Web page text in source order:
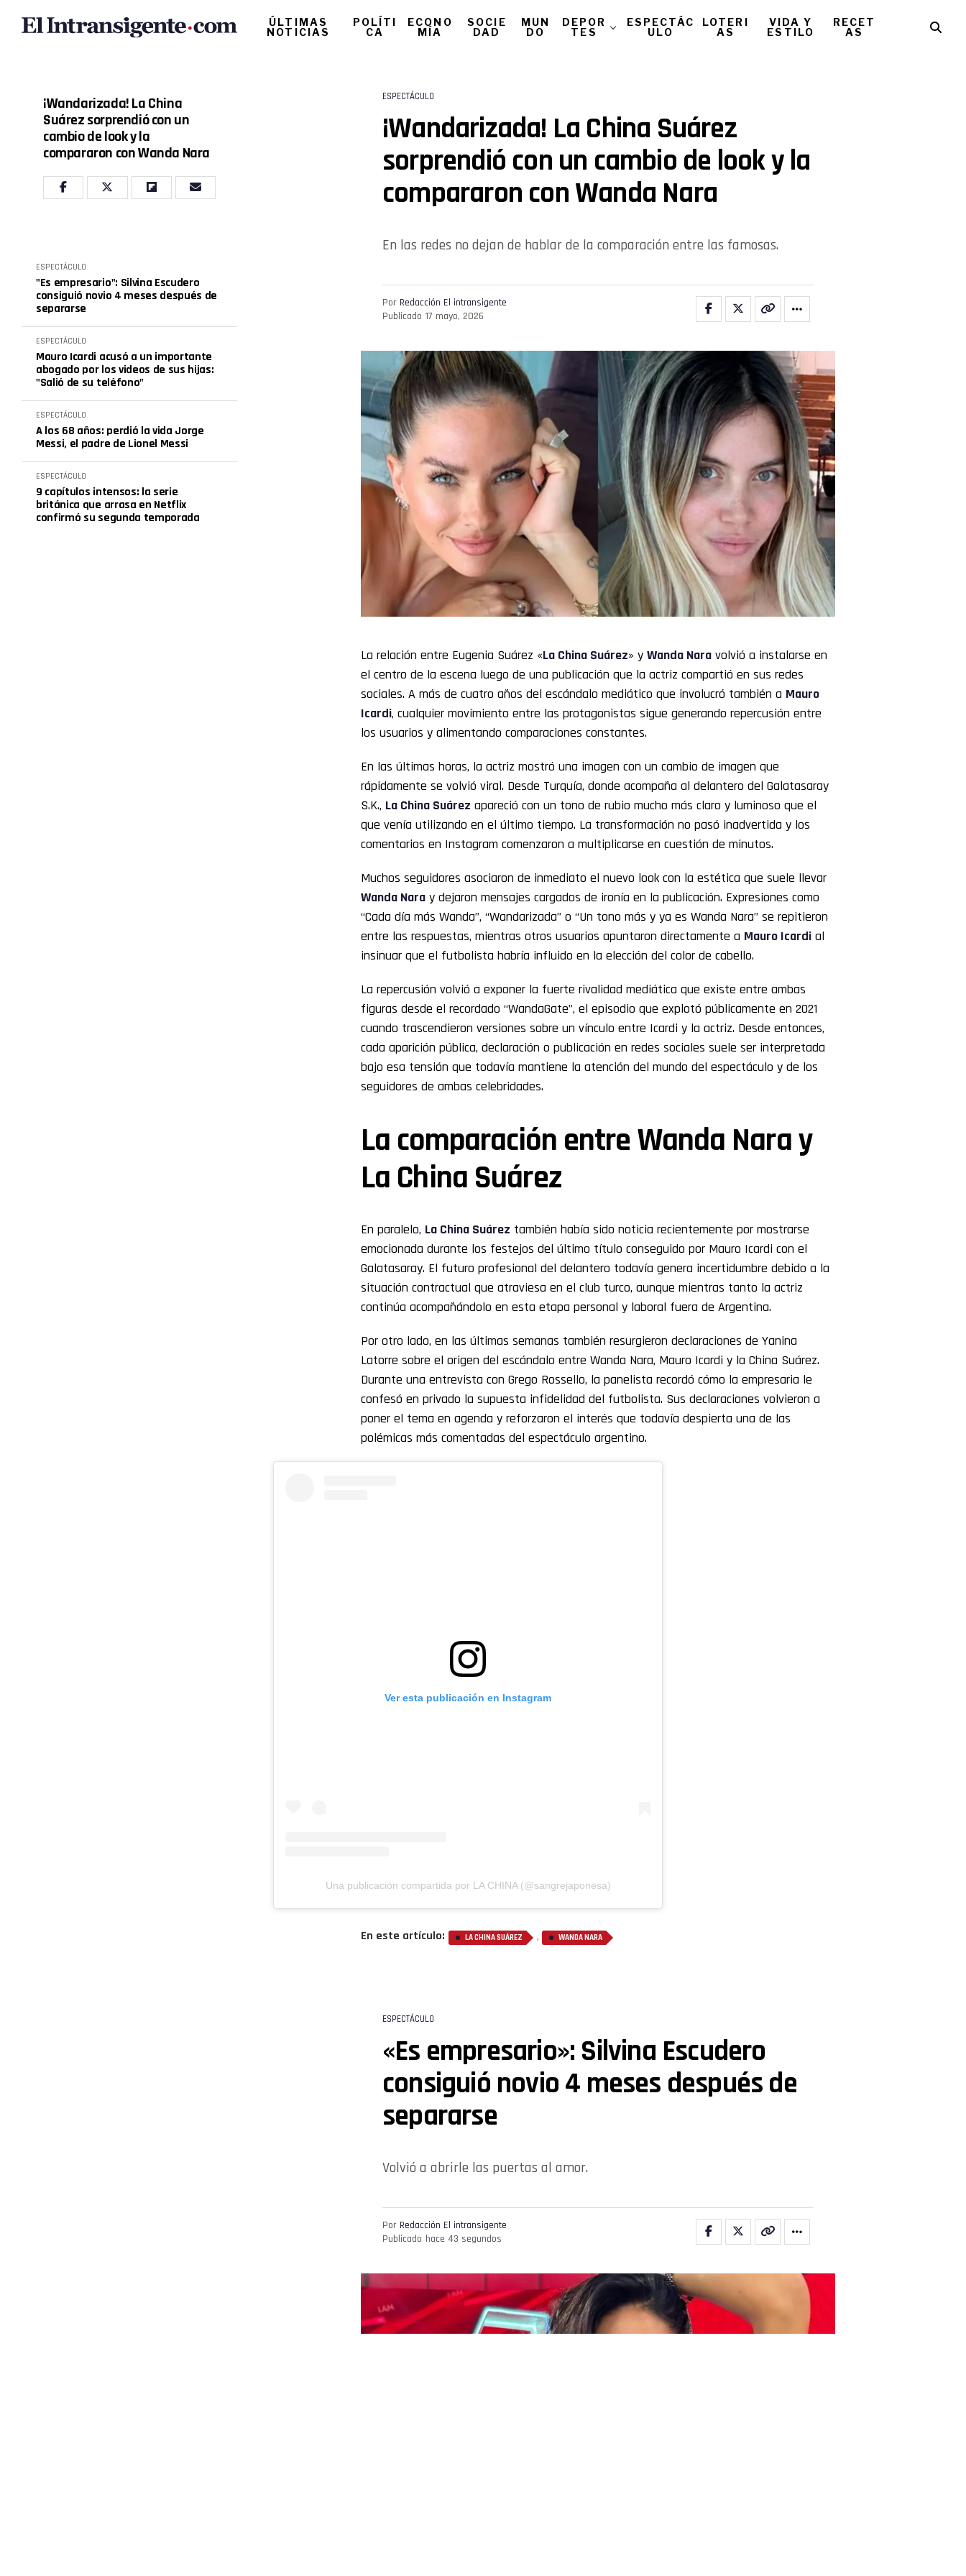
ÚLTIMAS
NOTICIAS
POLÍTI
CA
ECONO
MÍA
SOCIE
DAD
MUN
DO
DEPOR
TES
ESPECTÁC
ULO
LOTERI
AS
VIDA Y
ESTILO
RECET
AS
¡Wandarizada! La China
Suárez sorprendió con un
cambio de look y la
compararon con Wanda Nara
ESPECTÁCULO
"Es empresario": Silvina Escudero
consiguió novio 4 meses después de
separarse
ESPECTÁCULO
Mauro Icardi acusó a un importante
abogado por los videos de sus hijas:
"Salió de su teléfono"
ESPECTÁCULO
A los 68 años: perdió la vida Jorge
Messi, el padre de Lionel Messi
ESPECTÁCULO
9 capítulos intensos: la serie
británica que arrasa en Netflix
confirmó su segunda temporada
ESPECTÁCULO
¡Wandarizada! La China Suárez
sorprendió con un cambio de look y la
compararon con Wanda Nara
En las redes no dejan de hablar de la comparación entre las famosas.
Por Redacción El intransigente
Publicado 17 mayo, 2026
La relación entre Eugenia Suárez «La China Suárez» y Wanda Nara volvió a instalarse en
el centro de la escena luego de una publicación que la actriz compartió en sus redes
sociales. A más de cuatro años del escándalo mediático que involucró también a Mauro
Icardi, cualquier movimiento entre las protagonistas sigue generando repercusión entre
los usuarios y alimentando comparaciones constantes.
En las últimas horas, la actriz mostró una imagen con un cambio de imagen que
rápidamente se volvió viral. Desde Turquía, donde acompaña al delantero del Galatasaray
S.K., La China Suárez apareció con un tono de rubio mucho más claro y luminoso que el
que venía utilizando en el último tiempo. La transformación no pasó inadvertida y los
comentarios en Instagram comenzaron a multiplicarse en cuestión de minutos.
Muchos seguidores asociaron de inmediato el nuevo look con la estética que suele llevar
Wanda Nara y dejaron mensajes cargados de ironía en la publicación. Expresiones como
“Cada día más Wanda”, “Wandarizada” o “Un tono más y ya es Wanda Nara” se repitieron
entre las respuestas, mientras otros usuarios apuntaron directamente a Mauro Icardi al
insinuar que el futbolista habría influido en la elección del color de cabello.
La repercusión volvió a exponer la fuerte rivalidad mediática que existe entre ambas
figuras desde el recordado “WandaGate”, el episodio que explotó públicamente en 2021
cuando trascendieron versiones sobre un vínculo entre Icardi y la actriz. Desde entonces,
cada aparición pública, declaración o publicación en redes sociales suele ser interpretada
bajo esa tensión que todavía mantiene la atención del mundo del espectáculo y de los
seguidores de ambas celebridades.
La comparación entre Wanda Nara y
La China Suárez
En paralelo, La China Suárez también había sido noticia recientemente por mostrarse
emocionada durante los festejos del último título conseguido por Mauro Icardi con el
Galatasaray. El futuro profesional del delantero todavía genera incertidumbre debido a la
situación contractual que atraviesa en el club turco, aunque mientras tanto la actriz
continúa acompañándolo en esta etapa personal y laboral fuera de Argentina.
Por otro lado, en las últimas semanas también resurgieron declaraciones de Yanina
Latorre sobre el origen del escándalo entre Wanda Nara, Mauro Icardi y la China Suárez.
Durante una entrevista con Grego Rossello, la panelista recordó cómo la empresaria le
confesó en privado la supuesta infidelidad del futbolista. Sus declaraciones volvieron a
poner el tema en agenda y reforzaron el interés que todavía despierta una de las
polémicas más comentadas del espectáculo argentino.
Ver esta publicación en Instagram
Una publicación compartida por LA CHINA (@sangrejaponesa)
En este artículo: LA CHINA SUÁREZ , WANDA NARA
ESPECTÁCULO
«Es empresario»: Silvina Escudero
consiguió novio 4 meses después de
separarse
Volvió a abrirle las puertas al amor.
Por Redacción El intransigente
Publicado hace 43 segundos